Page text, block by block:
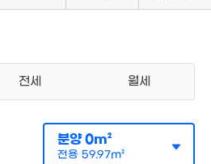
매매 1억 3200만원
전용60m²
계약일 '26. 07
전세 월세
분양0m²
전용 59.97m²